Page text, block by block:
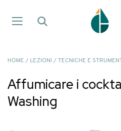
HOME / LEZIONI /TECNICHE E
Affumicare i
Washing